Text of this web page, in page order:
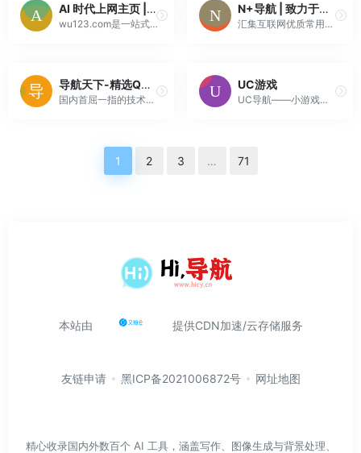
AI 时代上网主页 | 豆包 / 千问一键直达，全网导航一站搞定
wu123.com是一站式中文上网导航，汇集常用网站、AI工具与综合搜索，界面简洁安全，是您电脑上网的便捷入口。
N+导航 | 致力于优质、实用网站
汇集互联网优质常用设计网站、UI设计资源网站、灵感创意网站、素材资源网站以及资源网站，定时更新分享产品设计书签，是一款简洁易用的导航网站。
导航天下-精选QQ技术导航,资源网址导航,学技术,找资源,从这里开始
国内首屈一指的技术教程活动导航分类平台，站点已累计收录数千网站，累计为中国网民提供多达数亿的访问点击，满足用户随时查阅最全面最权威的文章资讯教程
UC游戏
UC导航——小游戏大全，热门单机，火爆页游，还有PC、手机、家用机、掌机，你想要的一切游戏都在UC123。
1 2 3 … 71
本站由 提供CDN加速/云存储服务
友链申请 黑ICP备2021006872号 网址地图
精心收录国内外数百个 AI 工具，涵盖写作、图像生成与背景处理、